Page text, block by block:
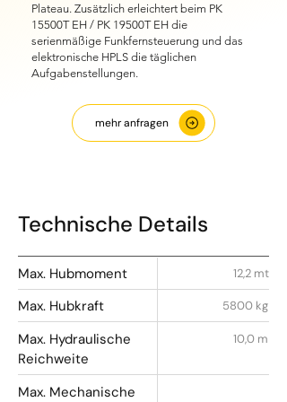
Plateau. Zusätzlich erleichtert beim PK
15500T EH / PK 19500T EH die
serienmäßige Funkfernsteuerung und das
elektronische HPLS die täglichen
Aufgabenstellungen.
mehr anfragen
Technische Details
Max. Hubmoment
Max. Hubkraft
Max. Hydraulische
Reichweite
Max. Mechanische
12,2 mt
5800 kg
10,0 m